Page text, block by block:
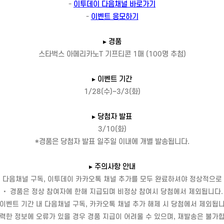
- 이투데이 다음채널 바로가기
- 이벤트 응모하기
▸ 경품
스타벅스 아메리카노T 기프티콘 1매 (100명 추첨)
▸ 이벤트 기간
1/28(수)~3/3(화)
▸ 당첨자 발표
3/10(화)
*경품은 당첨자 발표 일주일 이내에 개별 발송됩니다.
▸ 주의사항 안내
다음채널 구독, 이투데이 카카오톡 채널 추가를 모두 완료하셔야 정상적으로
• 경품은 정상 참여자에 한해 지급되며 비정상 참여시 당첨에서 제외됩니다.
벤트 기간 내 다음채널 구독, 카카오톡 채널 추가 해제 시 당첨에서 제외됩
한 정보에 오류가 있을 경우 경품 지급이 어려울 수 있으며, 재발송은 불가